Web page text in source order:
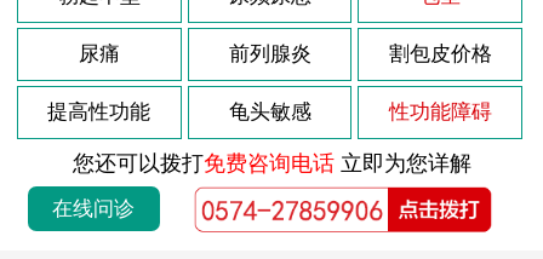
尿道炎什么引起的男性症状 2026-08-02
男性尿道炎是怎么引起的要注意什么饮食 2026-08-02
白领男性尿道炎要当心 2026-08-02
尿道炎症严重吗 2026-08-02
尿道炎什么办法好得快 2026-08-02
男性包皮过长的原因 2026-07-24
尿痛 前列腺炎 割包皮价格
提高性功能 龟头敏感 性功能障碍
您还可以拨打免费咨询电话立即为您详解
在线问诊